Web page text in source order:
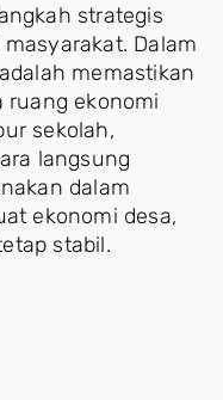
strategis
Dalam
memastikan
ruang ekonomi
sekolah,
langsung
dalam
ekonomi desa,
stabil.